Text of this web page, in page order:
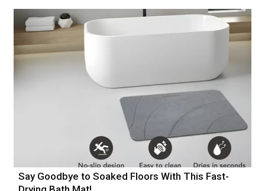
Say Goodbye to Soaked Floors With This Fast-